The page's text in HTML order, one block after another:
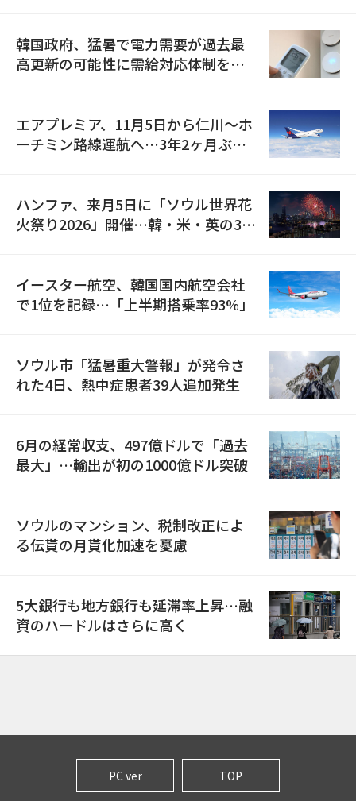
韓国政府、猛暑で電力需要が過去最
高更新の可能性に需給対応体制を点
エアプレミア、11月5日から仁川〜ホ
ーチミン路線運航へ…3年2ヶ月ぶり
ハンファ、来月5日に「ソウル世界花
火祭り2026」開催…韓・米・英の3カ
イースター航空、韓国国内航空会社
で1位を記録…「上半期搭乗率93%」
ソウル市「猛暑重大警報」が発令さ
れた4日、熱中症患者39人追加発生
6月の経常収支、497億ドルで「過去
最大」…輸出が初の1000億ドル突破
ソウルのマンション、税制改正によ
る伝貰の月貰化加速を憂慮
5大銀行も地方銀行も延滞率上昇…融
資のハードルはさらに高く
PC ver TOP